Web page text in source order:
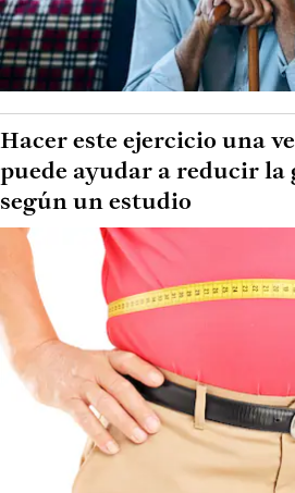
Hacer este ejercicio una
puede ayudar a reducir la
según un estudio